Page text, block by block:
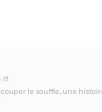
!!!
le souffle, une